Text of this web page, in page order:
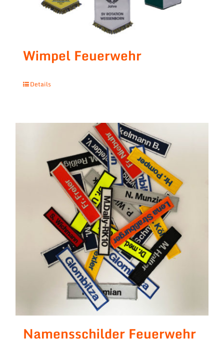
Wimpel Feuerwehr
Details
Namensschilder Feuerwehr